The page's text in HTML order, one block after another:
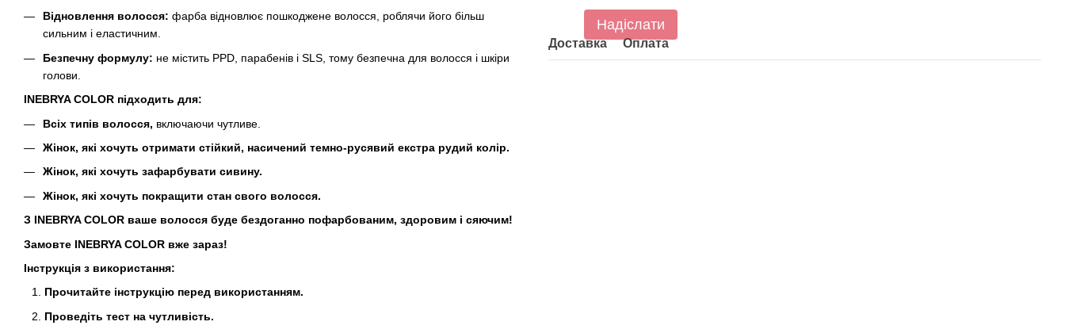
Відновлення волосся: фарба відновлює пошкоджене волосся, роблячи його більш
сильним і еластичним.
Безпечну формулу: не містить PPD, парабенів і SLS, тому безпечна для волосся і шкіри
голови.
INEBRYA COLOR підходить для:
Всіх типів волосся, включаючи чутливе.
Жінок, які хочуть отримати стійкий, насичений темно-русявий екстра рудий колір.
Жінок, які хочуть зафарбувати сивину.
Жінок, які хочуть покращити стан свого волосся.
З INEBRYA COLOR ваше волосся буде бездоганно пофарбованим, здоровим і сяючим!
Замовте INEBRYA COLOR вже зараз!
Інструкція з використання:
Прочитайте інструкцію перед використанням.
Проведіть тест на чутливість.
Надіслати
Доставка Оплата